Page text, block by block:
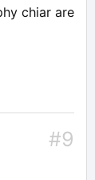
chiar are
#9